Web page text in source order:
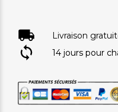
Livraison
14 jours pour